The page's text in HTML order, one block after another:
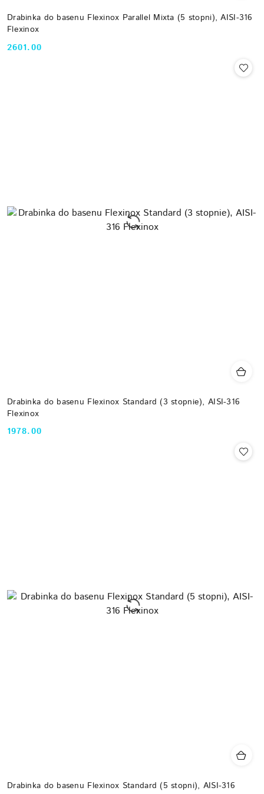
Drabinka do basenu Flexinox Parallel Mixta (5 stopni), AISI-316
Flexinox
Cena:
2601.00
Drabinka do basenu Flexinox Standard (3 stopnie), AISI-316
Flexinox
Cena:
1978.00
Drabinka do basenu Flexinox Standard (5 stopni), AISI-316